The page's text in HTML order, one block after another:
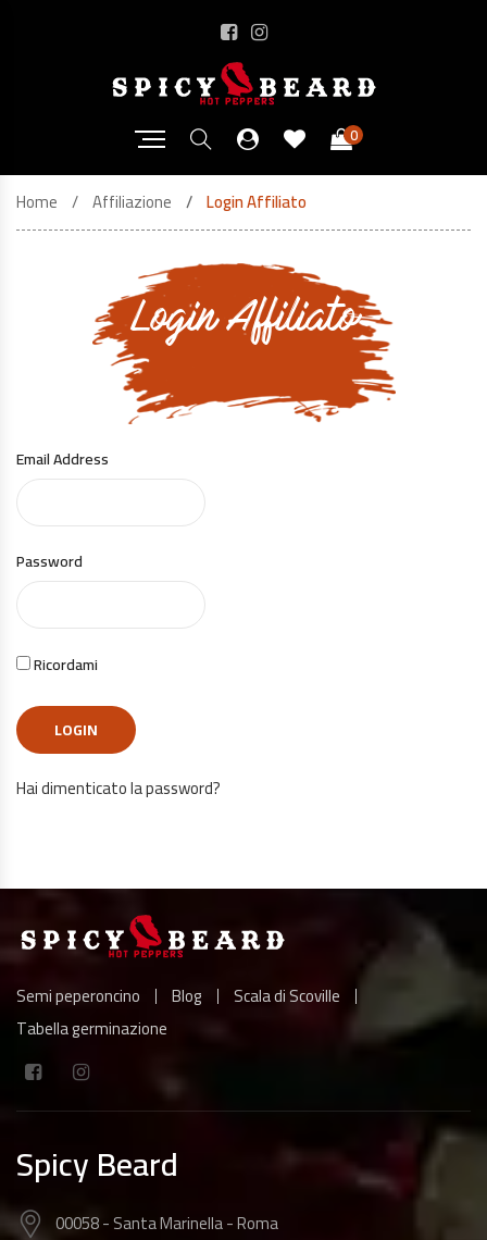
0
Home Affiliazione Login Affiliato
Login Affiliato
Email Address
Password
Ricordami
Hai dimenticato la password?
Semi peperoncino Blog
Scala di Scoville
Tabella germinazione
Spicy Beard
00058 - Santa Marinella - Roma